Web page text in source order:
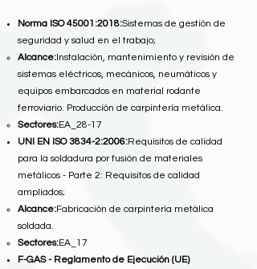
Norma ISO 45001:2018:Sistemas de gestión de
seguridad y salud en el trabajo;
Alcance:Instalación, mantenimiento y revisión de
sistemas eléctricos, mecánicos, neumáticos y
equipos embarcados en material rodante
ferroviario. Producción de carpintería metálica.
Sectores:EA_28-17
UNI EN ISO 3834-2:2006:Requisitos de calidad
para la soldadura por fusión de materiales
metálicos - Parte 2: Requisitos de calidad
ampliados;
Alcance:Fabricación de carpintería metálica
soldada.
Sectores:EA_17
F-GAS - Reglamento de Ejecución (UE)